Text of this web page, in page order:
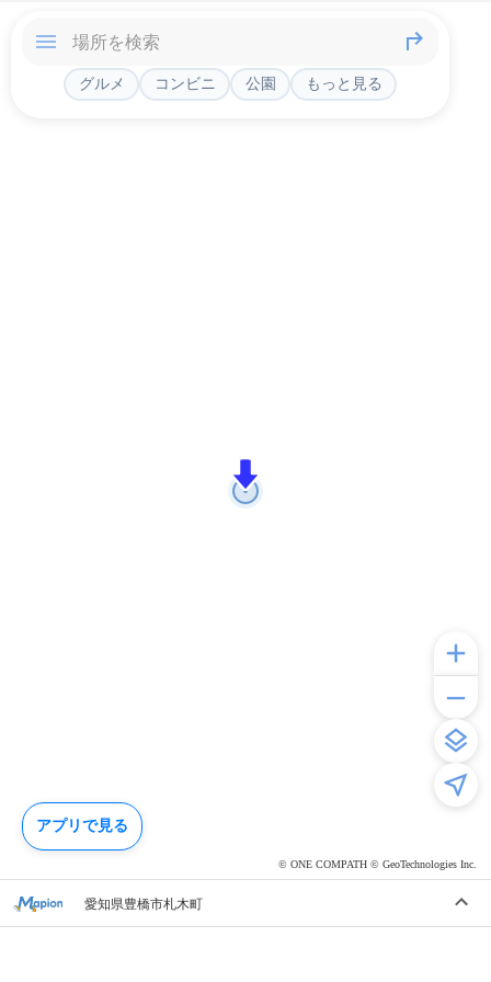
© ONE COMPATH © GeoTechnologies Inc.
グルメ コンビニ 公園 もっと見る
愛知県豊橋市札木町
アプリで見る